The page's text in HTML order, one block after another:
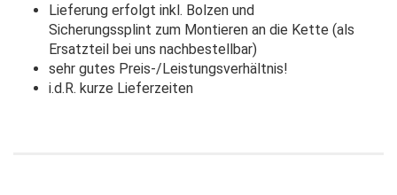
Lieferung erfolgt inkl. Bolzen und
Sicherungssplint zum Montieren an die Kette (als
Ersatzteil bei uns nachbestellbar)
sehr gutes Preis-/Leistungsverhältnis!
i.d.R. kurze Lieferzeiten